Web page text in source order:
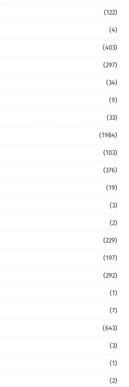
(122)
(4)
(403)
(297)
(34)
(9)
(33)
(1984)
(103)
(376)
(19)
(3)
(2)
(229)
(197)
(292)
(1)
(7)
(643)
(3)
(1)
(2)